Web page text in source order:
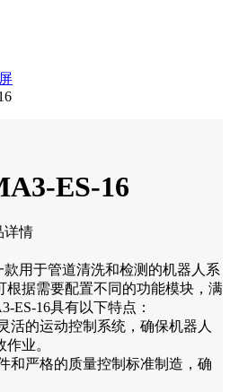
ES-16
详情
款用于管道清洗和检测的机器人系
根据需要配置不同的功能模块，满
ES-16具有以下特点：
活的运动控制系统，确保机器人
业。
和严格的质量控制标准制造，确